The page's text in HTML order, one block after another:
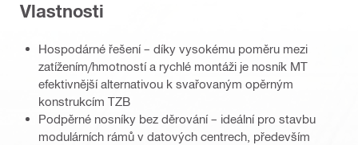
Vlastnosti
Hospodárné řešení – díky vysokému poměru mezi
zatížením/hmotností a rychlé montáži je nosník MT
efektivnější alternativou k svařovaným opěrným
konstrukcím TZB
Podpěrné nosníky bez děrování – ideální pro stavbu
modulárních rámů v datových centrech, především